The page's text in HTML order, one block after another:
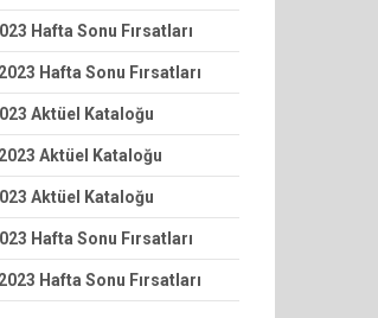
Hafta Sonu Fırsatları
Hafta Sonu Fırsatları
Aktüel Kataloğu
Aktüel Kataloğu
Aktüel Kataloğu
Hafta Sonu Fırsatları
Hafta Sonu Fırsatları